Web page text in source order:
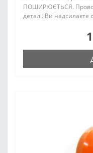
ПОШИРЮЄТЬСЯ.
деталі. Ви надсилаєте